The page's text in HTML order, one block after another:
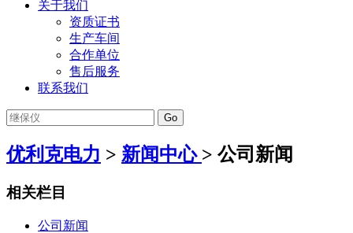
关于我们
资质证书
生产车间
合作单位
售后服务
联系我们
Go
优利克电力 > 新闻中心 > 公司新闻
相关栏目
公司新闻